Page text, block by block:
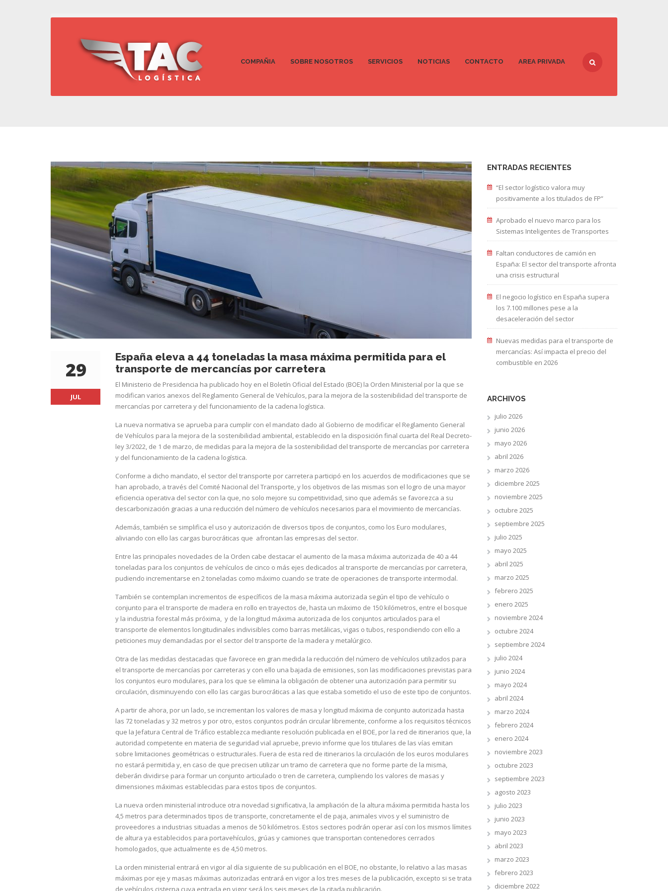
COMPAÑIA SOBRE NOSOTROS SERVICIOS NOTICIAS CONTACTO AREA PRIVADA
29
JUL
España eleva a 44 toneladas la masa máxima permitida para el
transporte de mercancías por carretera
El Ministerio de Presidencia ha publicado hoy en el Boletín Oficial del Estado (BOE) la Orden Ministerial por la que se
modifican varios anexos del Reglamento General de Vehículos, para la mejora de la sostenibilidad del transporte de
mercancías por carretera y del funcionamiento de la cadena logística.
La nueva normativa se aprueba para cumplir con el mandato dado al Gobierno de modificar el Reglamento General
de Vehículos para la mejora de la sostenibilidad ambiental, establecido en la disposición final cuarta del Real Decreto-
ley 3/2022, de 1 de marzo, de medidas para la mejora de la sostenibilidad del transporte de mercancías por carretera
y del funcionamiento de la cadena logística.
Conforme a dicho mandato, el sector del transporte por carretera participó en los acuerdos de modificaciones que se
han aprobado, a través del Comité Nacional del Transporte, y los objetivos de las mismas son el logro de una mayor
eficiencia operativa del sector con la que, no solo mejore su competitividad, sino que además se favorezca a su
descarbonización gracias a una reducción del número de vehículos necesarios para el movimiento de mercancías.
Además, también se simplifica el uso y autorización de diversos tipos de conjuntos, como los Euro modulares,
aliviando con ello las cargas burocráticas que afrontan las empresas del sector.
Entre las principales novedades de la Orden cabe destacar el aumento de la masa máxima autorizada de 40 a 44
toneladas para los conjuntos de vehículos de cinco o más ejes dedicados al transporte de mercancías por carretera,
pudiendo incrementarse en 2 toneladas como máximo cuando se trate de operaciones de transporte intermodal.
También se contemplan incrementos de específicos de la masa máxima autorizada según el tipo de vehículo o
conjunto para el transporte de madera en rollo en trayectos de, hasta un máximo de 150 kilómetros, entre el bosque
y la industria forestal más próxima, y de la longitud máxima autorizada de los conjuntos articulados para el
transporte de elementos longitudinales indivisibles como barras metálicas, vigas o tubos, respondiendo con ello a
peticiones muy demandadas por el sector del transporte de la madera y metalúrgico.
Otra de las medidas destacadas que favorece en gran medida la reducción del número de vehículos utilizados para
el transporte de mercancías por carreteras y con ello una bajada de emisiones, son las modificaciones previstas para
los conjuntos euro modulares, para los que se elimina la obligación de obtener una autorización para permitir su
circulación, disminuyendo con ello las cargas burocráticas a las que estaba sometido el uso de este tipo de conjuntos.
A partir de ahora, por un lado, se incrementan los valores de masa y longitud máxima de conjunto autorizada hasta
las 72 toneladas y 32 metros y por otro, estos conjuntos podrán circular libremente, conforme a los requisitos técnicos
que la Jefatura Central de Tráfico establezca mediante resolución publicada en el BOE, por la red de itinerarios que, la
autoridad competente en materia de seguridad vial apruebe, previo informe que los titulares de las vías emitan
sobre limitaciones geométricas o estructurales. Fuera de esta red de itinerarios la circulación de los euros modulares
no estará permitida y, en caso de que precisen utilizar un tramo de carretera que no forme parte de la misma,
deberán dividirse para formar un conjunto articulado o tren de carretera, cumpliendo los valores de masas y
dimensiones máximas establecidas para estos tipos de conjuntos.
La nueva orden ministerial introduce otra novedad significativa, la ampliación de la altura máxima permitida hasta los
4,5 metros para determinados tipos de transporte, concretamente el de paja, animales vivos y el suministro de
proveedores a industrias situadas a menos de 50 kilómetros. Estos sectores podrán operar así con los mismos límites
de altura ya establecidos para portavehículos, grúas y camiones que transportan contenedores cerrados
homologados, que actualmente es de 4,50 metros.
La orden ministerial entrará en vigor al día siguiente de su publicación en el BOE, no obstante, lo relativo a las masas
máximas por eje y masas máximas autorizadas entrará en vigor a los tres meses de la publicación, excepto si se trata
de vehículos cisterna cuya entrada en vigor será los seis meses de la citada publicación.
ENTRADAS RECIENTES
“El sector logístico valora muy
positivamente a los titulados de FP”
Aprobado el nuevo marco para los
Sistemas Inteligentes de Transportes
Faltan conductores de camión en
España: El sector del transporte afronta
una crisis estructural
El negocio logístico en España supera
los 7.100 millones pese a la
desaceleración del sector
Nuevas medidas para el transporte de
mercancías: Así impacta el precio del
combustible en 2026
ARCHIVOS
julio 2026
junio 2026
mayo 2026
abril 2026
marzo 2026
diciembre 2025
noviembre 2025
octubre 2025
septiembre 2025
julio 2025
mayo 2025
abril 2025
marzo 2025
febrero 2025
enero 2025
noviembre 2024
octubre 2024
septiembre 2024
julio 2024
junio 2024
mayo 2024
abril 2024
marzo 2024
febrero 2024
enero 2024
noviembre 2023
octubre 2023
septiembre 2023
agosto 2023
julio 2023
junio 2023
mayo 2023
abril 2023
marzo 2023
febrero 2023
diciembre 2022